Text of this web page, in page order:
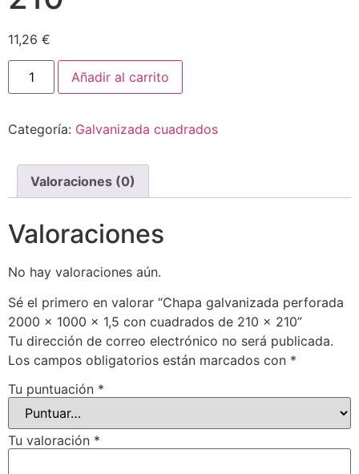
11,26 €
Añadir al carrito
Categoría: Galvanizada cuadrados
Valoraciones (0)
Valoraciones
No hay valoraciones aún.
Sé el primero en valorar “Chapa galvanizada perforada
2000 x 1000 x 1,5 con cuadrados de 210 x 210”
Tu dirección de correo electrónico no será publicada.
Los campos obligatorios están marcados con *
Tu puntuación *
Tu valoración *